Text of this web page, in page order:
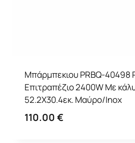
Μπάρμπεκιου PRBQ-40498
Επιτραπέζιο 2400W Με
52.2X30.4εκ. Μαύρο/Inox
110.00€